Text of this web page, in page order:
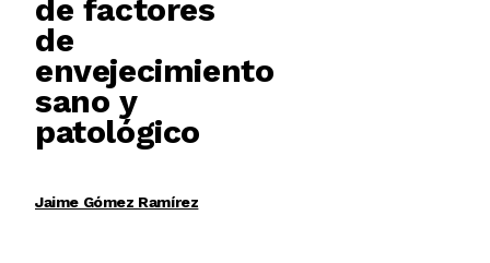
de factores
de
envejecimiento
sano y
patológico
Jaime Gómez Ramírez